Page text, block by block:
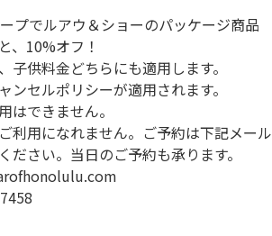
プでルアウ＆ショーのパッケージ商品
、10%オフ！
子供料金どちらにも適用します。
ンセルポリシーが適用されます。
はできません。
利用になれません。ご予約は下記メール
ださい。当日のご予約も承ります。